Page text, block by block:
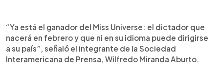
“Ya está el ganador del Miss Universe: el dictador que
nacerá en febrero y que ni en su idioma puede dirigirse
a su país”, señaló el integrante de la Sociedad
Interamericana de Prensa, Wilfredo Miranda Aburto.